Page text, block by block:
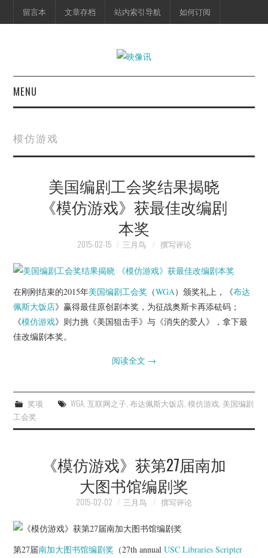
留言本 文章存档 站内索引导航 如何订阅
MENU
映像快讯
预告片
海报剧照
杂七杂八
美剧英剧
电影档期
模仿游戏
美国编剧工会奖结果揭晓
《模仿游戏》获最佳改编剧
本奖
2015-02-15 三月鸟 撰写评论
在刚刚结束的2015年美国编剧工会奖 （WGA）颁奖礼上，《布达
佩斯大饭店》赢得最佳原创剧本奖，为征战奥斯卡再添砝码；
《模仿游戏》则力挑《美国狙击手》与《消失的爱人》，拿下最
佳改编剧本奖。
阅读全文 →
奖项 WGA, 互联网之子, 布达佩斯大饭店, 模仿游戏, 美国编剧
工会奖
《模仿游戏》获第27届南加
大图书馆编剧奖
2015-02-02 三月鸟 撰写评论
第27届南加大图书馆编剧奖 （27th annualUSC Libraries Scripter